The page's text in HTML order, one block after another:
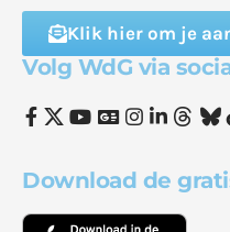
Klik hier om je
Volg WdG via
Download de